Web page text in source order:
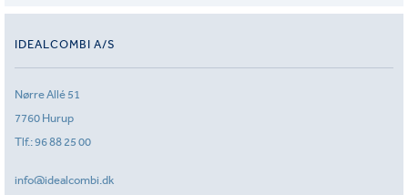
IDEALCOMBI A/S
Nørre Allé 51
7760 Hurup
Tlf.:96 88 25 00
info@idealcombi.dk